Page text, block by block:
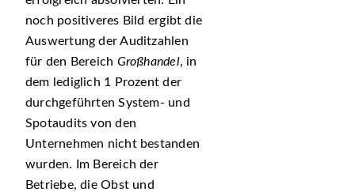
noch positiveres Bild ergibt die
Auswertung der Auditzahlen
für den Bereich Großhandel, in
dem lediglich 1 Prozent der
durchgeführten System- und
Spotaudits von den
Unternehmen nicht bestanden
wurden. Im Bereich der
Betriebe, die Obst und